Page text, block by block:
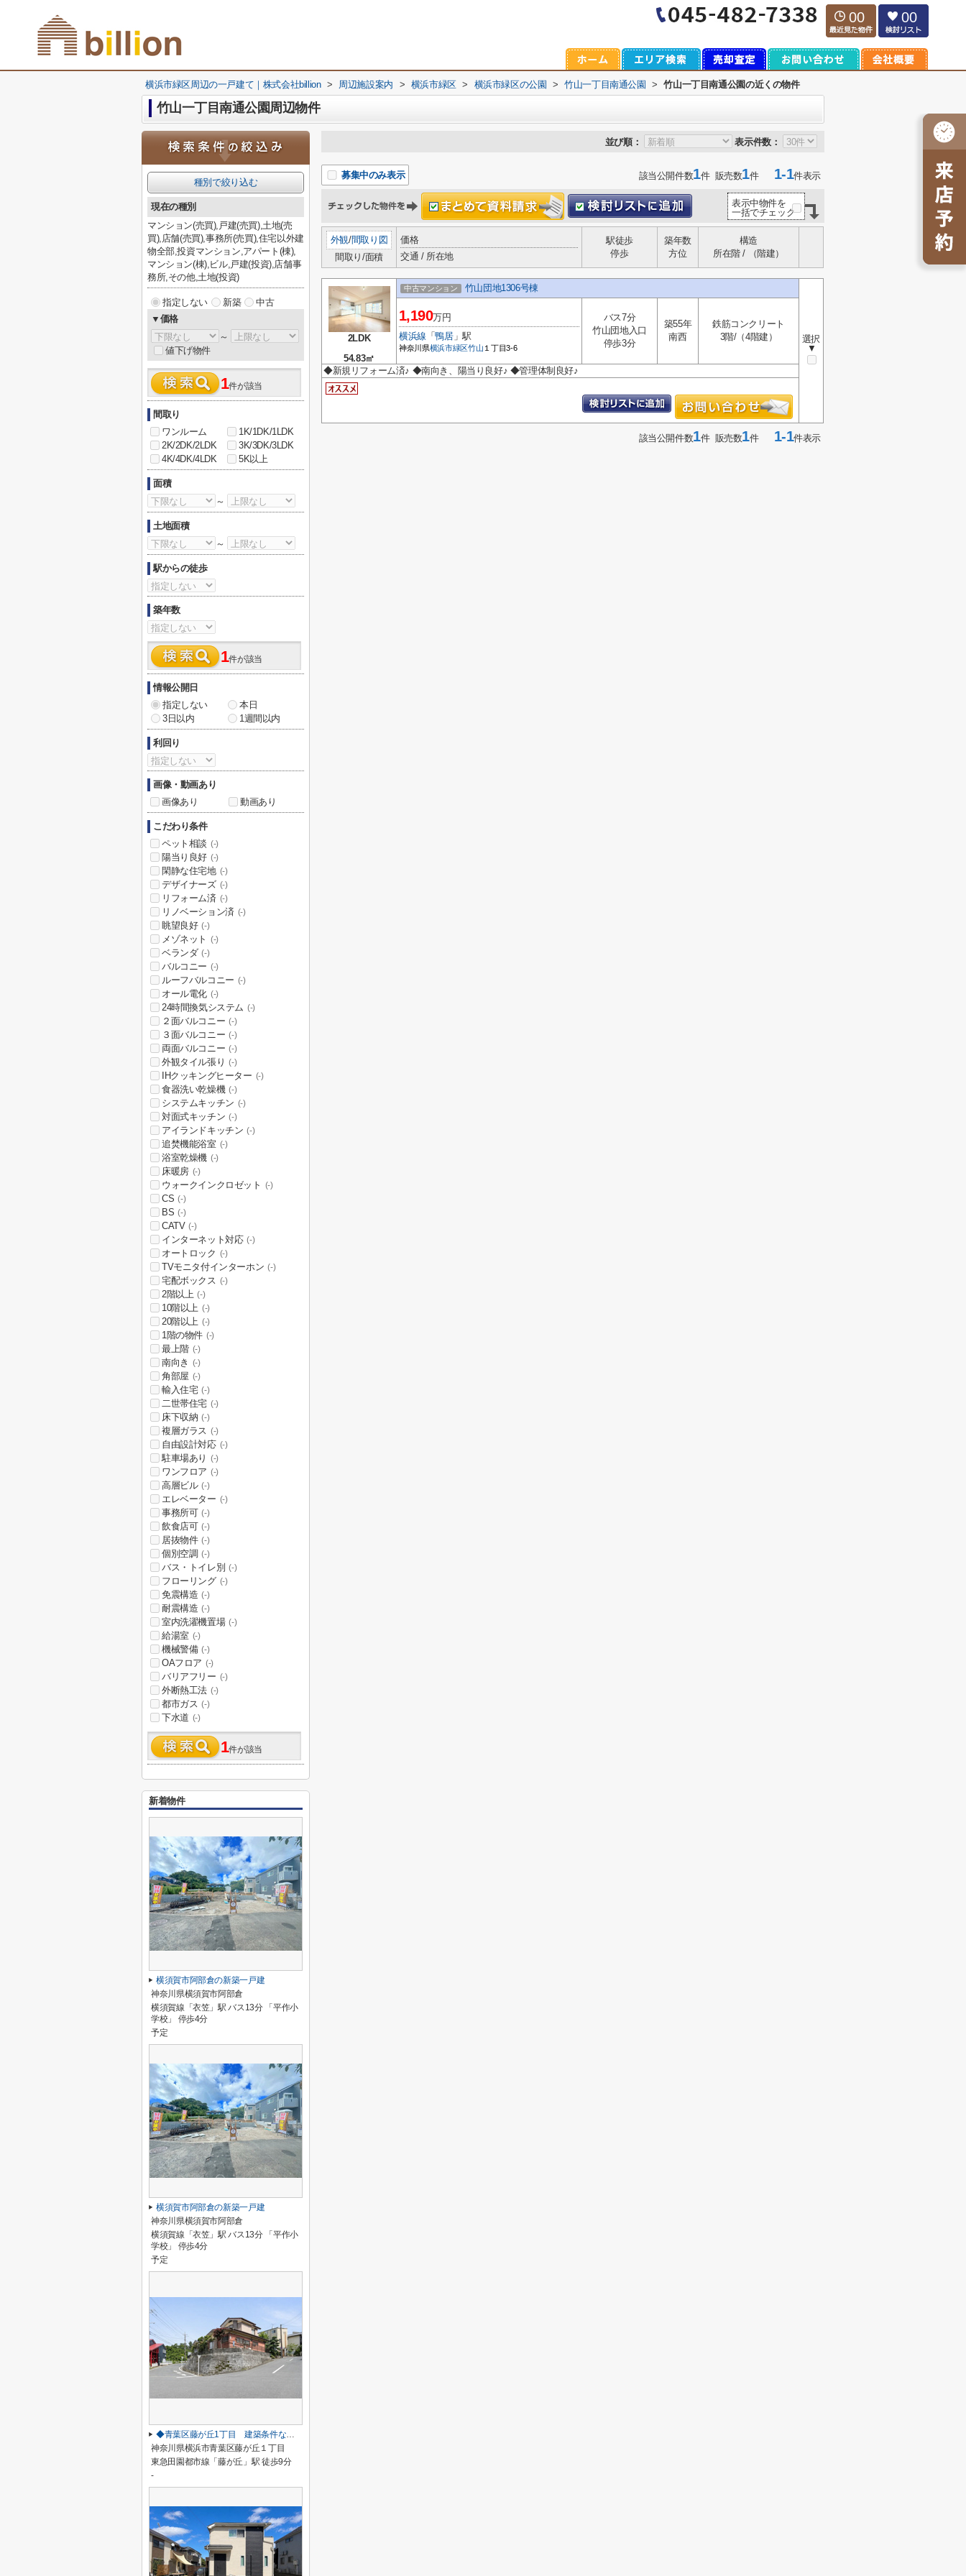
00 00
横浜市緑区周辺の一戸建て｜株式会社billion > 周辺施設案内 > 横浜市緑区 > 横浜市緑区の公園 > 竹山一丁目南通公園 > 竹山一丁目南通公園の近くの物件
竹山一丁目南通公園周辺物件
並び順： 表示件数：
募集中のみ表示 該当公開件数1件 販売数1件1-1件表示
表示中物件を
一括でチェック
外観/間取り図
間取り/面積
価格
交通 / 所在地
駅徒歩
停歩
築年数
方位
構造
所在階 / （階建）
2LDK
54.83㎡
中古マンション 竹山団地1306号棟
選択
▼
1,190万円
横浜線 「鴨居」駅
神奈川県横浜市緑区竹山 １丁目3-6
バス7分
竹山団地入口
停歩3分
築55年
南西
鉄筋コンクリート
3階/（4階建）
◆新規リフォーム済♪ ◆南向き、陽当り良好♪ ◆管理体制良好♪
該当公開件数1件 販売数1件1-1件表示
種別で絞り込む
現在の種別
マンション(売買),戸建(売買),土地(売
買),店舗(売買),事務所(売買),住宅以外建
物全部,投資マンション,アパート(棟),
マンション(棟),ビル,戸建(投資),店舗事
務所,その他,土地(投資)
指定しない 新築
中古
▼価格
～
値下げ物件
1件が該当
間取り
ワンルーム
1K/1DK/1LDK
2K/2DK/2LDK
3K/3DK/3LDK
4K/4DK/4LDK
5K以上
面積
～
土地面積
～
駅からの徒歩
築年数
1件が該当
情報公開日
指定しない
本日
3日以内
1週間以内
利回り
画像・動画あり
画像あり
動画あり
こだわり条件
ペット相談 (-)
陽当り良好 (-)
閑静な住宅地 (-)
デザイナーズ (-)
リフォーム済 (-)
リノベーション済 (-)
眺望良好 (-)
メゾネット (-)
ベランダ (-)
バルコニー (-)
ルーフバルコニー (-)
オール電化 (-)
24時間換気システム (-)
２面バルコニー (-)
３面バルコニー (-)
両面バルコニー (-)
外観タイル張り (-)
IHクッキングヒーター (-)
食器洗い乾燥機 (-)
システムキッチン (-)
対面式キッチン (-)
アイランドキッチン (-)
追焚機能浴室 (-)
浴室乾燥機 (-)
床暖房 (-)
ウォークインクロゼット (-)
CS (-)
BS (-)
CATV (-)
インターネット対応 (-)
オートロック (-)
TVモニタ付インターホン (-)
宅配ボックス (-)
2階以上 (-)
10階以上 (-)
20階以上 (-)
1階の物件 (-)
最上階 (-)
南向き (-)
角部屋 (-)
輸入住宅 (-)
二世帯住宅 (-)
床下収納 (-)
複層ガラス (-)
自由設計対応 (-)
駐車場あり (-)
ワンフロア (-)
高層ビル (-)
エレベーター (-)
事務所可 (-)
飲食店可 (-)
居抜物件 (-)
個別空調 (-)
バス・トイレ別 (-)
フローリング (-)
免震構造 (-)
耐震構造 (-)
室内洗濯機置場 (-)
給湯室 (-)
機械警備 (-)
OAフロア (-)
バリアフリー (-)
外断熱工法 (-)
都市ガス (-)
下水道 (-)
1件が該当
新着物件
横須賀市阿部倉の新築一戸建
神奈川県横須賀市阿部倉
横須賀線「衣笠」駅 バス13分 「平作小
学校」 停歩4分
予定
横須賀市阿部倉の新築一戸建
神奈川県横須賀市阿部倉
横須賀線「衣笠」駅 バス13分 「平作小
学校」 停歩4分
予定
◆青葉区藤が丘1丁目 建築条件なし売地◆
神奈川県横浜市青葉区藤が丘１丁目
東急田園都市線「藤が丘」駅 徒歩9分
-